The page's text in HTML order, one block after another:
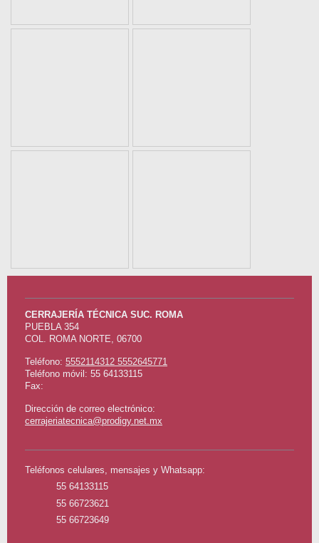
CERRAJERÍA TÉCNICA SUC. ROMA
PUEBLA 354
COL. ROMA NORTE, 06700
Teléfono: 5552114312 5552645771
Teléfono móvil: 55 64133115
Fax:
Dirección de correo electrónico:
cerrajeriatecnica@prodigy.net.mx
Teléfonos celulares, mensajes y Whatsapp:
55 64133115
55 66723621
55 66723649